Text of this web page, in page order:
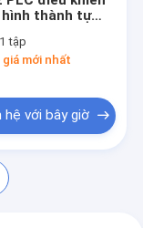
hình thành tự
và nắp
1 tập
giá mới nhất
hệ với bây giờ